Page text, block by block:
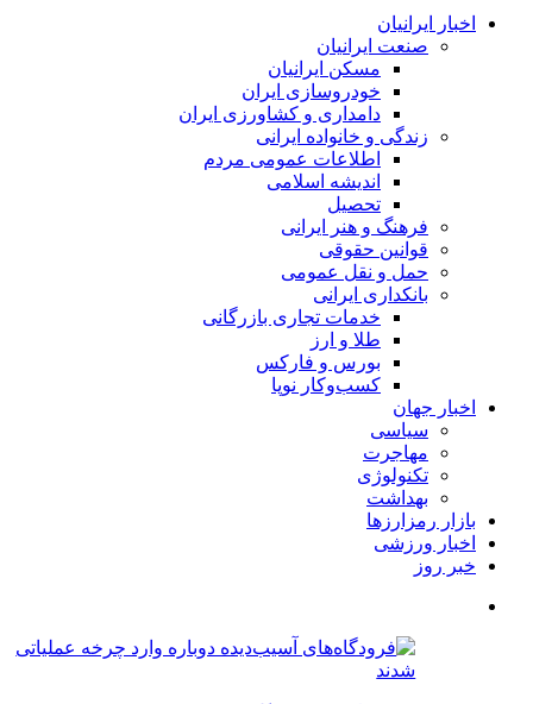
اخبار ایرانیان
صنعت ایرانیان
مسکن ایرانیان
خودروسازی ایران
دامداری و کشاورزی ایران
زندگی و خانواده ایرانی
اطلاعات عمومی مردم
اندیشه اسلامی
تحصیل
فرهنگ و هنر ایرانی
قوانین حقوقی
حمل و نقل عمومی
بانکداری ایرانی
خدمات تجاری بازرگانی
طلا و ارز
بورس و فارکس
کسب‌وکار نوپا
اخبار جهان
سیاسی
مهاجرت
تکنولوژی
بهداشت
بازار رمزارزها
اخبار ورزشی
خبر روز